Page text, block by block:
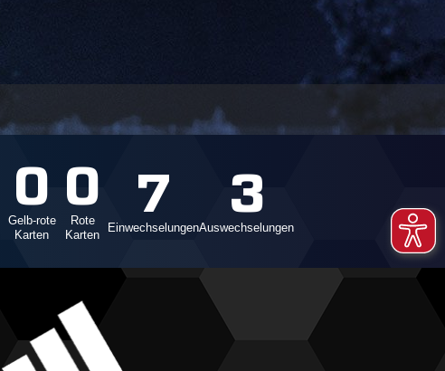
0
Gelb-rote
Karten
0
Rote
Karten
7
Einwechselungen
3
Auswechselungen